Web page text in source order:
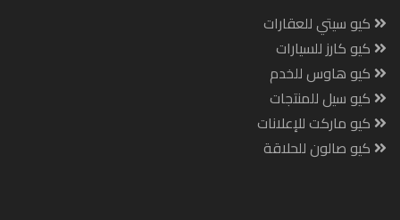
كيو سيتي للعقارات
كيو كارز للسيارات
كيو هاوس للخدم
كيو سيل للمنتجات
كيو ماركت للإعلانات
كيو صالون للحلاقة